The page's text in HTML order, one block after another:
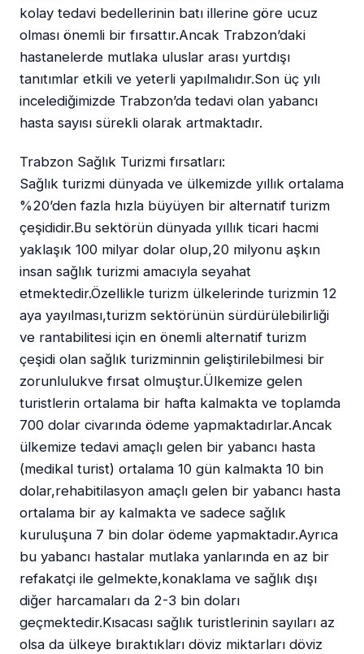
kolay tedavi bedellerinin batı illerine göre ucuz
olması önemli bir fırsattır.Ancak Trabzon’daki
hastanelerde mutlaka uluslar arası yurtdışı
tanıtımlar etkili ve yeterli yapılmalıdır.Son üç yılı
incelediğimizde Trabzon’da tedavi olan yabancı
hasta sayısı sürekli olarak artmaktadır.
Trabzon Sağlık Turizmi fırsatları:
Sağlık turizmi dünyada ve ülkemizde yıllık ortalama
%20’den fazla hızla büyüyen bir alternatif turizm
çeşididir.Bu sektörün dünyada yıllık ticari hacmi
yaklaşık 100 milyar dolar olup,20 milyonu aşkın
insan sağlık turizmi amacıyla seyahat
etmektedir.Özellikle turizm ülkelerinde turizmin 12
aya yayılması,turizm sektörünün sürdürülebilirliği
ve rantabilitesi için en önemli alternatif turizm
çeşidi olan sağlık turizminnin geliştirilebilmesi bir
zorunlulukve fırsat olmuştur.Ülkemize gelen
turistlerin ortalama bir hafta kalmakta ve toplamda
700 dolar civarında ödeme yapmaktadırlar.Ancak
ülkemize tedavi amaçlı gelen bir yabancı hasta
(medikal turist) ortalama 10 gün kalmakta 10 bin
dolar,rehabitilasyon amaçlı gelen bir yabancı hasta
ortalama bir ay kalmakta ve sadece sağlık
kuruluşuna 7 bin dolar ödeme yapmaktadır.Ayrıca
bu yabancı hastalar mutlaka yanlarında en az bir
refakatçi ile gelmekte,konaklama ve sağlık dışı
diğer harcamaları da 2-3 bin doları
geçmektedir.Kısacası sağlık turistlerinin sayıları az
olsa da ülkeye bıraktıkları döviz miktarları döviz